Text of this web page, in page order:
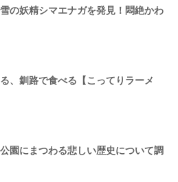
の妖精シマエナガを発見！悶絶かわ
、釧路で食べる【こってりラーメ
園にまつわる悲しい歴史について調